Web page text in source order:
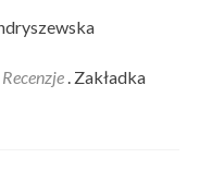
Recenzje . Zakładka